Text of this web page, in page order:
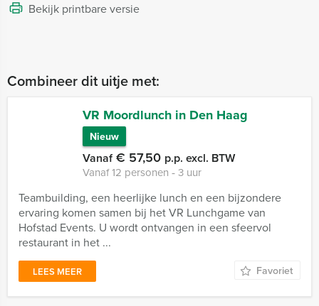
Bekijk printbare versie
Combineer dit uitje met:
VR Moordlunch in Den Haag
Nieuw
Vanaf€ 57,50 p.p. excl. BTW
Vanaf 12 personen ‐ 3 uur
Teambuilding, een heerlijke lunch en een bijzondere
ervaring komen samen bij het VR Lunchgame van
Hofstad Events. U wordt ontvangen in een sfeervol
restaurant in het ...
LEES MEER Favoriet